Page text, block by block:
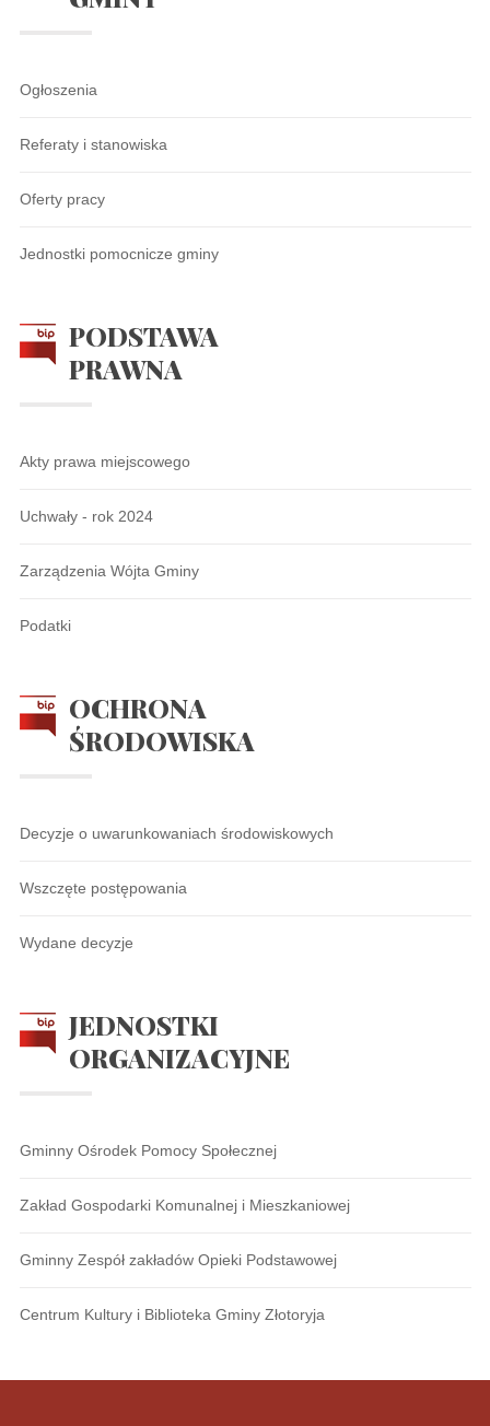
Ogłoszenia
Referaty i stanowiska
Oferty pracy
Jednostki pomocnicze gminy
PODSTAWA
PRAWNA
Akty prawa miejscowego
Uchwały - rok 2024
Zarządzenia Wójta Gminy
Podatki
OCHRONA
ŚRODOWISKA
Decyzje o uwarunkowaniach środowiskowych
Wszczęte postępowania
Wydane decyzje
JEDNOSTKI
ORGANIZACYJNE
Gminny Ośrodek Pomocy Społecznej
Zakład Gospodarki Komunalnej i Mieszkaniowej
Gminny Zespół zakładów Opieki Podstawowej
Centrum Kultury i Biblioteka Gminy Złotoryja